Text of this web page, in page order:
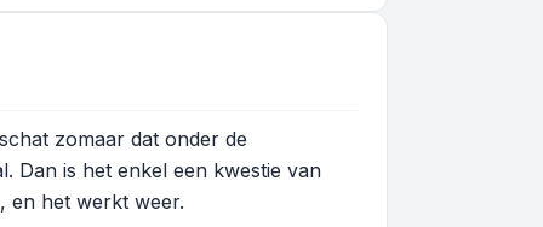
zomaar dat onder de
Dan is het enkel een kwestie van
en het werkt weer.